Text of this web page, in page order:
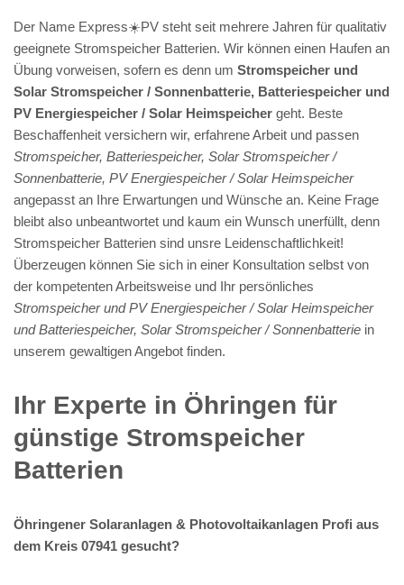
Der Name Express☀️PV️ steht seit mehrere Jahren für qualitativ
geeignete Stromspeicher Batterien. Wir können einen Haufen an
Übung vorweisen, sofern es denn um Stromspeicher und
Solar Stromspeicher / Sonnenbatterie, Batteriespeicher und
PV Energiespeicher / Solar Heimspeicher geht. Beste
Beschaffenheit versichern wir, erfahrene Arbeit und passen
Stromspeicher, Batteriespeicher, Solar Stromspeicher /
Sonnenbatterie, PV Energiespeicher / Solar Heimspeicher
angepasst an Ihre Erwartungen und Wünsche an. Keine Frage
bleibt also unbeantwortet und kaum ein Wunsch unerfüllt, denn
Stromspeicher Batterien sind unsre Leidenschaftlichkeit!
Überzeugen können Sie sich in einer Konsultation selbst von
der kompetenten Arbeitsweise und Ihr persönliches
Stromspeicher und PV Energiespeicher / Solar Heimspeicher
und Batteriespeicher, Solar Stromspeicher / Sonnenbatterie in
unserem gewaltigen Angebot finden.
Ihr Experte in Öhringen für
günstige Stromspeicher
Batterien
Öhringener Solaranlagen & Photovoltaikanlagen Profi aus
dem Kreis 07941 gesucht?